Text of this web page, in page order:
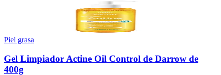
Piel grasa
Gel Limpiador Actine Oil Control de Darrow de
400g